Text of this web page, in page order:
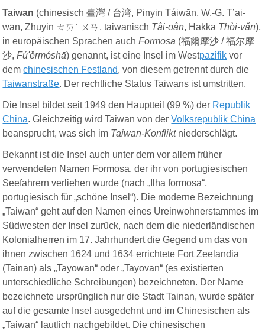
Taiwan (chinesisch 臺灣 / 台湾, Pinyin Táiwān, W.-G. T’ai-
wan, Zhuyin ㄊㄞˊ ㄨㄢ, taiwanisch Tâi-oân, Hakka Thòi-vǎn),
in europäischen Sprachen auchFormosa (福爾摩沙 /福尔摩
沙,Fú'ěrmóshā) genannt, ist eine Insel im Westpazifik vor
demchinesischen Festland, von diesem getrennt durch die
Taiwanstraße. Der rechtliche Status Taiwans ist umstritten.
Die Insel bildet seit 1949 den Hauptteil (99 %) der Republik
China. Gleichzeitig wird Taiwan von derVolksrepublik China
beansprucht, was sich im Taiwan-Konflikt niederschlägt.
Bekannt ist die Insel auch unter dem vor allem früher
verwendeten Namen Formosa, der ihr von portugiesischen
Seefahrern verliehen wurde (nach „Ilha formosa“,
portugiesisch für „schöne Insel“). Die moderne Bezeichnung
„Taiwan“ geht auf den Namen eines Ureinwohnerstammes im
Südwesten der Insel zurück, nach dem die niederländischen
Kolonialherren im 17. Jahrhundert die Gegend um das von
ihnen zwischen 1624 und 1634 errichtete Fort Zeelandia
(Tainan) als „Tayowan“ oder „Tayovan“ (es existierten
unterschiedliche Schreibungen) bezeichneten. Der Name
bezeichnete ursprünglich nur die Stadt Tainan, wurde später
auf die gesamte Insel ausgedehnt und im Chinesischen als
„Taiwan“ lautlich nachgebildet. Die chinesischen